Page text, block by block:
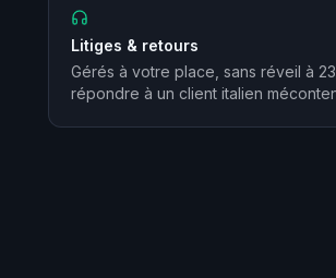
Litiges & retours
Gérés à votre place, sans réveil à
répondre à un client italien